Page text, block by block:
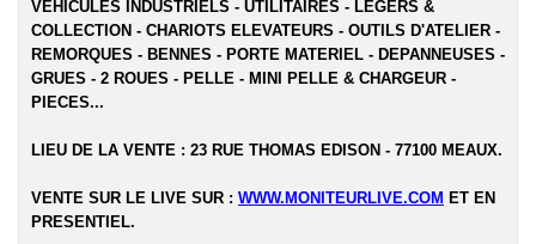
VEHICULES INDUSTRIELS - UTILITAIRES - LEGERS &
COLLECTION - CHARIOTS ELEVATEURS - OUTILS D'ATELIER -
REMORQUES - BENNES - PORTE MATERIEL - DEPANNEUSES -
GRUES - 2 ROUES - PELLE - MINI PELLE & CHARGEUR -
PIECES...
LIEU DE LA VENTE : 23 RUE THOMAS EDISON - 77100 MEAUX.
VENTE SUR LE LIVE SUR : WWW.MONITEURLIVE.COM ET EN
PRESENTIEL.